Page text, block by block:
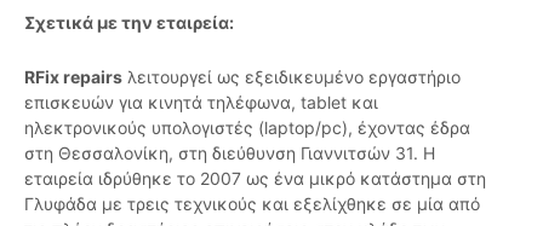
Σχετικά με την εταιρεία:
RFix repairs λειτουργεί ως εξειδικευμένο εργαστήριο
επισκευών για κινητά τηλέφωνα, tablet και
ηλεκτρονικούς υπολογιστές (laptop/pc), έχοντας έδρα
στη Θεσσαλονίκη, στη διεύθυνση Γιαννιτσών 31. Η
εταιρεία ιδρύθηκε το 2007 ως ένα μικρό κατάστημα στη
Γλυφάδα με τρεις τεχνικούς και εξελίχθηκε σε μία από